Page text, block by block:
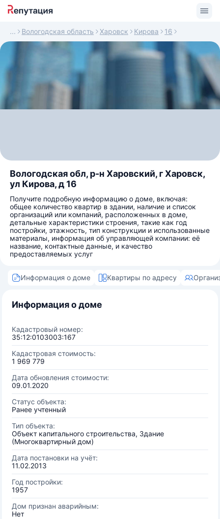
Вологодская область Харовск Кирова 16
Вологодская обл, р-н Харовский, г Харовск,
ул Кирова, д 16
Получите подробную информацию о доме, включая:
общее количество квартир в здании, наличие и список
организаций или компаний, расположенных в доме,
детальные характеристики строения, такие как год
постройки, этажность, тип конструкции и использованные
материалы, информация об управляющей компании: её
название, контактные данные, и качество
предоставляемых услуг
Информация о доме Квартиры по адресу
Информация о доме
Кадастровый номер:
35:12:0103003:167
Кадастровая стоимость:
1 969 779
Дата обновления стоимости:
09.01.2020
Статус объекта:
Ранее учтенный
Тип объекта:
Объект капитального строительства, Здание
(Многоквартирный дом)
Дата постановки на учёт:
11.02.2013
Год постройки:
1957
Дом признан аварийным:
Нет